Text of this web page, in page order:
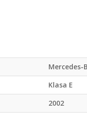
Mercedes-
Klasa E
2002